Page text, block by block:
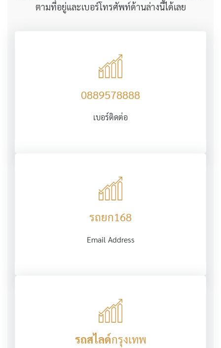
ตามที่อยู่และเบอร์โทรศัพท์ด้านล่างนี้ได้เลย
0889578888
เบอร์ติดต่อ
รถยก168
Email Address
รถสไลด์กรุงเทพ